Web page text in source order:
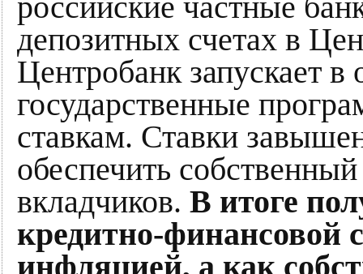
российские частные
депозитных счетах в
Центробанк запускает в
государственные
ставкам. Ставки
обеспечить
вкладчиков. В итоге
кредитно-финансовой
инфляцией, а как